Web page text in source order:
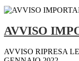
AVVISO
AVVISO RIPRESA